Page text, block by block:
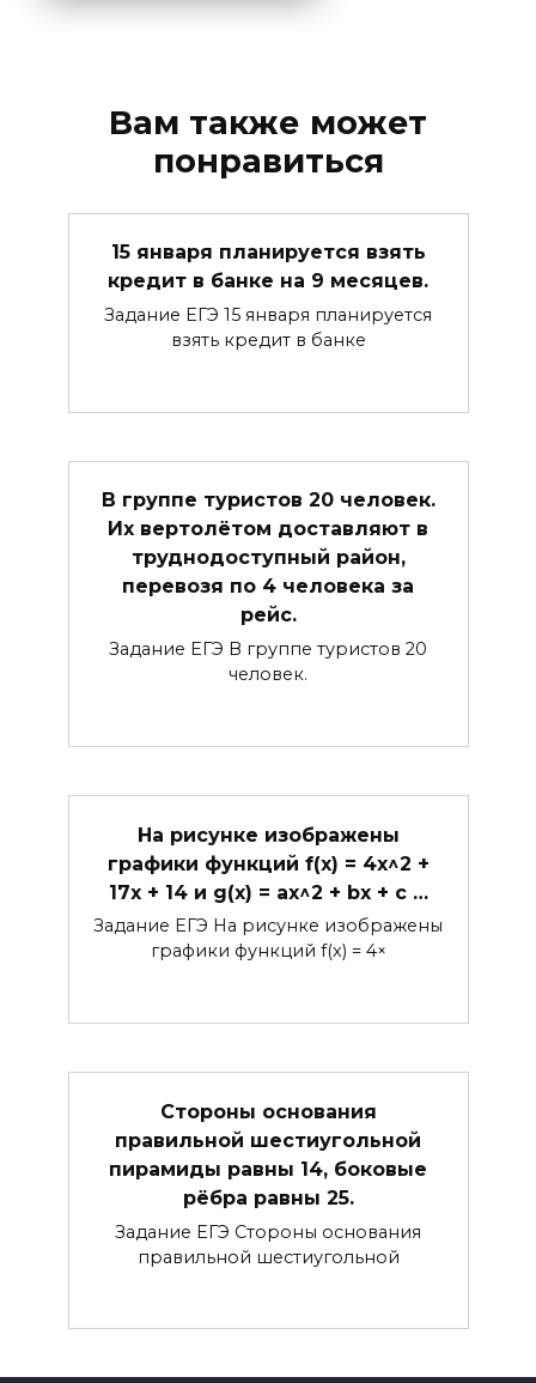
Вам также может
понравиться
15 января планируется взять
кредит в банке на 9 месяцев.
Задание ЕГЭ 15 января планируется
взять кредит в банке
В группе туристов 20 человек.
Их вертолётом доставляют в
труднодоступный район,
перевозя по 4 человека за
рейс.
Задание ЕГЭ В группе туристов 20
человек.
На рисунке изображены
графики функций f(x) = 4x^2 +
17x + 14 и g(x) = ax^2 + bx + c …
Задание ЕГЭ На рисунке изображены
графики функций f(x) = 4×
Стороны основания
правильной шестиугольной
пирамиды равны 14, боковые
рёбра равны 25.
Задание ЕГЭ Стороны основания
правильной шестиугольной